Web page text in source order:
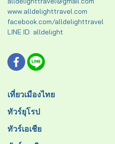
www.alldelighttravel.com
facebook.com/alldelighttravel
LINE ID: alldelight
เที่ยวเมืองไทย
ทัวร์ยุโรป
ทัวร์เอเชีย